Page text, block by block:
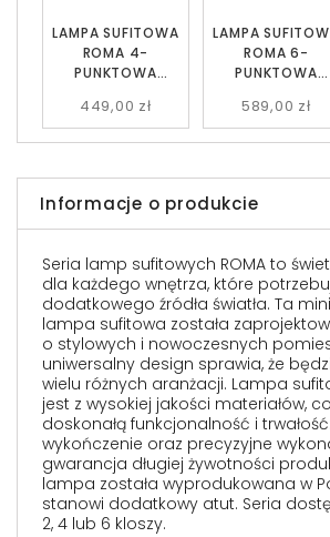
LAMPA SUFITOWA
ROMA 4-
PUNKTOWA
GRAFITOWA EMIBIG
449,00 zł
LAMPA
ROMA 6-
PUNKTOWA
GRAFITOWA
589,00 zł
Informacje o produkcie
Seria lamp sufitowych ROMA to
dla każdego wnętrza, które
dodatkowego źródła światła. Ta
lampa sufitowa została
o stylowych i nowoczesnych
uniwersalny design sprawia, że
wielu różnych aranżacji. Lampa
jest z wysokiej jakości materiałów,
doskonałą funkcjonalność i
wykończenie oraz precyzyjne
gwarancja długiej żywotności
lampa została wyprodukowana w
stanowi dodatkowy atut. Seria
2, 4 lub 6 kloszy.